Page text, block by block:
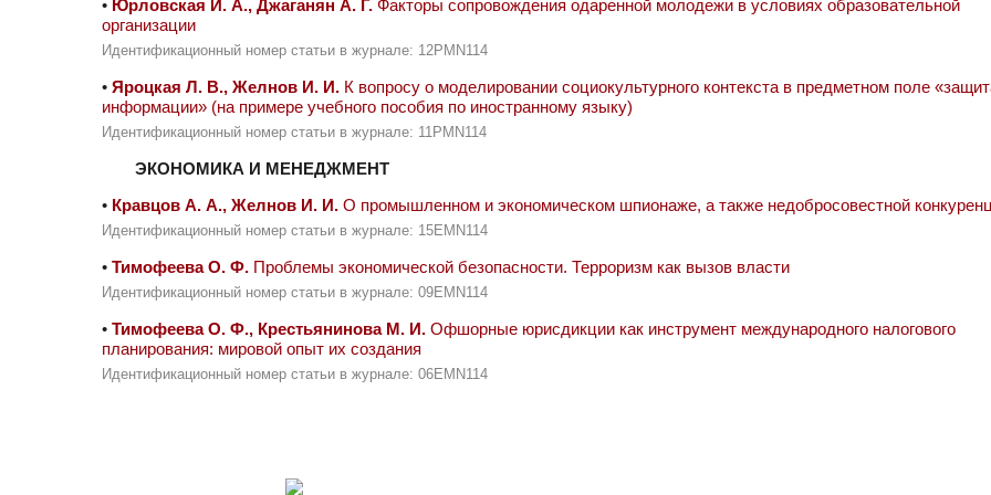
• Юрловская И. А., Джаганян А. Г. Факторы сопровождения одаренной молодежи в условиях образовательной
организации
Идентификационный номер статьи в журнале: 12PMN114
• Яроцкая Л. В., Желнов И. И. К вопросу о моделировании социокультурного контекста в предметном поле
информации» (на примере учебного пособия по иностранному языку)
Идентификационный номер статьи в журнале: 11PMN114
ЭКОНОМИКА И МЕНЕДЖМЕНТ
• Кравцов А. А., Желнов И. И. О промышленном и экономическом шпионаже, а также недобросовестной
Идентификационный номер статьи в журнале: 15EMN114
• Тимофеева О. Ф. Проблемы экономической безопасности. Терроризм как вызов власти
Идентификационный номер статьи в журнале: 09EMN114
• Тимофеева О. Ф., Крестьянинова М. И. Офшорные юрисдикции как инструмент международного налогового
планирования: мировой опыт их создания
Идентификационный номер статьи в журнале: 06EMN114